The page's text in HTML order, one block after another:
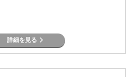
詳細を見る